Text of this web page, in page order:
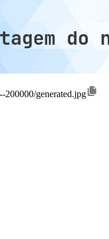
200000/generated.jpg